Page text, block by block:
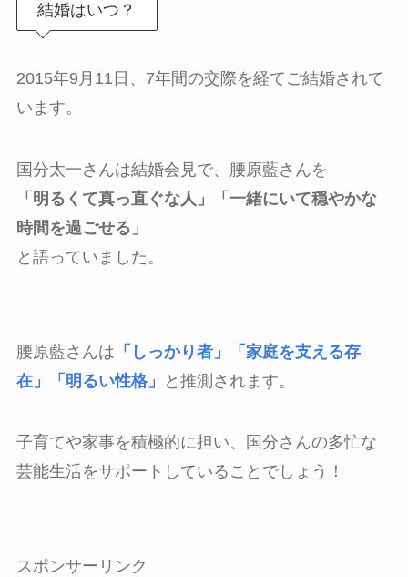
結婚はいつ？
2015年9月11日、7年間の交際を経てご結婚されて
います。
国分太一さんは結婚会見で、腰原藍さんを
「明るくて真っ直ぐな人」「一緒にいて穏やかな
時間を過ごせる」
と語っていました。
腰原藍さんは 「しっかり者」「家庭を支える存
在」「明るい性格」
と推測されます。
子育てや家事を積極的に担い、国分さんの多忙な
芸能生活をサポートしていることでしょう！
スポンサーリンク